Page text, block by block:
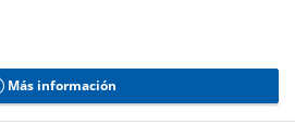
Más información